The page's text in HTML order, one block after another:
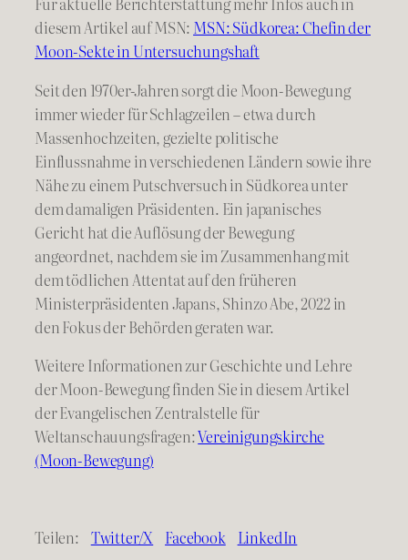
diesem Artikel auf MSN: MSN: Südkorea: Chefin der
Moon-Sekte in Untersuchungshaft
Seit den 1970er-Jahren sorgt die Moon-Bewegung
immer wieder für Schlagzeilen – etwa durch
Massenhochzeiten, gezielte politische
Einflussnahme in verschiedenen Ländern sowie ihre
Nähe zu einem Putschversuch in Südkorea unter
dem damaligen Präsidenten. Ein japanisches
Gericht hat die Auflösung der Bewegung
angeordnet, nachdem sie im Zusammenhang mit
dem tödlichen Attentat auf den früheren
Ministerpräsidenten Japans, Shinzo Abe, 2022 in
den Fokus der Behörden geraten war.
Weitere Informationen zur Geschichte und Lehre
der Moon-Bewegung finden Sie in diesem Artikel
der Evangelischen Zentralstelle für
Weltanschauungsfragen:Vereinigungskirche
(Moon-Bewegung)
Teilen: Twitter/X Facebook LinkedIn